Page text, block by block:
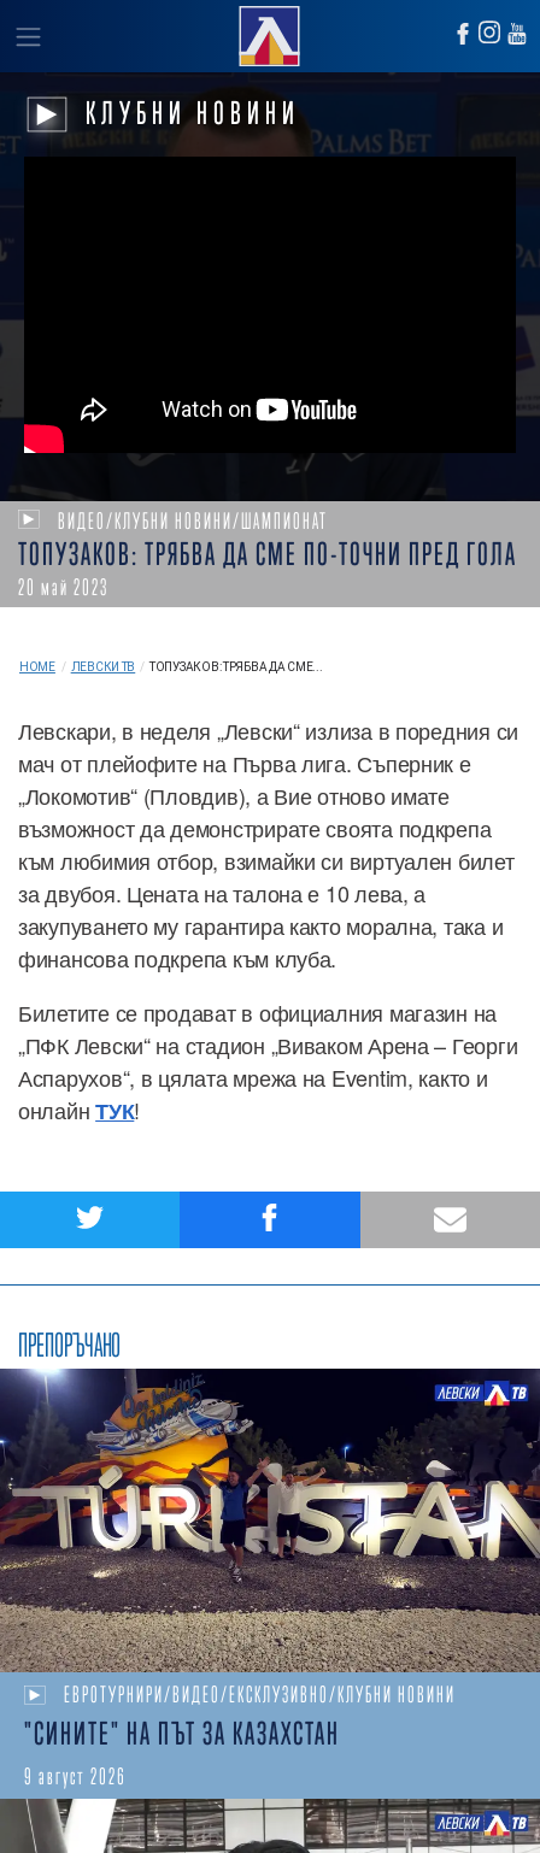
КЛУБНИ НОВИНИ
ВИДЕО/КЛУБНИ НОВИНИ/ШАМПИОНАТ
ТОПУЗАКОВ: ТРЯБВА ДА СМЕ ПО-ТОЧНИ ПРЕД ГОЛА
20 май 2023
HOME / ЛЕВСКИ ТВ / ТОПУЗАКОВ: ТРЯБВА ДА СМЕ...
Левскари, в неделя „Левски“ излиза в поредния си
мач от плейофите на Първа лига. Съперник е
„Локомотив“ (Пловдив), а Вие отново имате
възможност да демонстрирате своята подкрепа
към любимия отбор, взимайки си виртуален билет
за двубоя. Цената на талона е 10 лева, а
закупуването му гарантира както морална, така и
финансова подкрепа към клуба.
Билетите се продават в официалния магазин на
„ПФК Левски“ на стадион „Виваком Арена – Георги
Аспарухов“, в цялата мрежа на Eventim, както и
онлайнТУК!
ПРЕПОРЪЧАНО
ЕВРОТУРНИРИ/ВИДЕО/ЕКСКЛУЗИВНО/КЛУБНИ НОВИНИ
"СИНИТЕ" НА ПЪТ ЗА КАЗАХСТАН
9 август 2026